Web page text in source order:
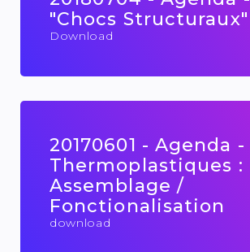
"Chocs Structuraux"
Download
20170601 - Agenda -
Thermoplastiques :
Assemblage /
Fonctionalisation
download